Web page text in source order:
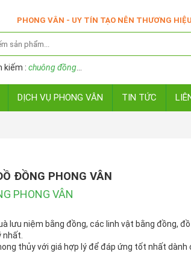
PHONG VÂN - UY TÍN TẠO NÊN THƯƠNG HIỆU
kiếm : chuông đồng
DỊCH VỤ PHONG VÂN TIN TỨC
ĐỒNG PHONG VÂN
PHONG VÂN
lưu niệm bằng đồng, các linh vật bằng đồng,
thủy với giá hợp lý để đáp ứng tốt nhất dành